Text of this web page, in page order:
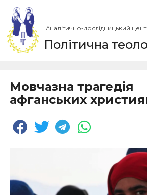
Аналітично-дослідницький
Політична
Мовчазна трагедія
афганських